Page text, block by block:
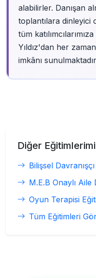
alabilirler. Danışan
toplantılara dinleyici
tüm
Yıldız'dan her
imkânı
Diğer
Bilişsel
M.E.B Onaylı Aile
Oyun Terapisi
Tüm Eğitimleri